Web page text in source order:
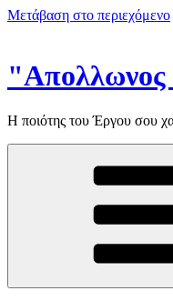
Μετάβαση στο περιεχόμενο
Η ποιότης του Έργου σου